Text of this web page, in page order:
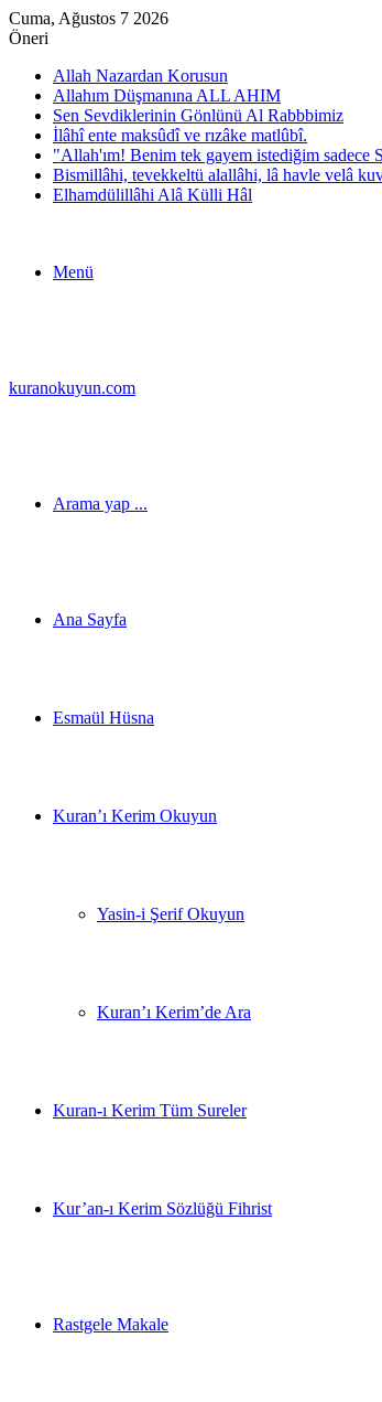
Cuma, Ağustos 7 2026
Öneri
Allah Nazardan Korusun
Allahım Düşmanına ALL AHIM
Sen Sevdiklerinin Gönlünü Al Rabbbimiz
İlâhî ente maksûdî ve rızâke matlûbî.
"Allah'ım! Benim tek gayem istediğim sadece
Bismillâhi, tevekkeltü alallâhi, lâ havle velâ
Elhamdülillâhi Alâ Külli Hâl
Menü
kuranokuyun.com
Arama yap ...
Ana Sayfa
Esmaül Hüsna
Kuran’ı Kerim Okuyun
Yasin-i Şerif Okuyun
Kuran’ı Kerim’de Ara
Kuran-ı Kerim Tüm Sureler
Kur’an-ı Kerim Sözlüğü Fihrist
Rastgele Makale